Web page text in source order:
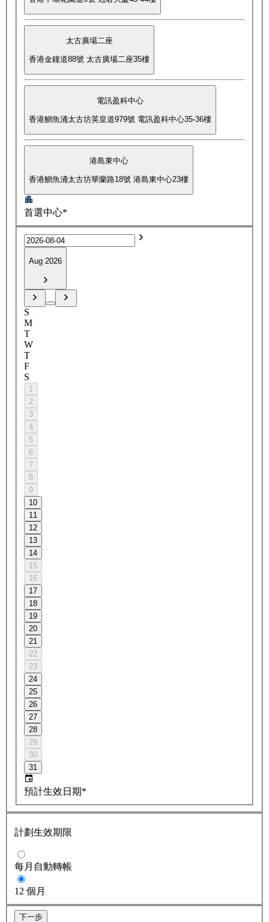
太古廣場二座
香港金鐘道88號 太古廣場二座35樓
電訊盈科中心
香港鰂魚涌太古坊英皇道979號 電訊盈科中心35-36樓
港島東中心
香港鰂魚涌太古坊華蘭路18號 港島東中心23樓
首選中心*
Aug 2026
S
M
T
W
T
F
S
1
2
3
4
5
6
7
8
9
10
11
12
13
14
15
16
17
18
19
20
21
22
23
24
25
26
27
28
29
30
31
預計生效日期*
計劃生效期限
每月自動轉帳
12 個月
下一步